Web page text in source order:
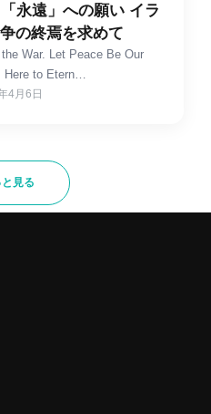
永遠」への願い イラ
の終焉を求めて
War. Let Peace Be Our
Here to Etern…
4月6日
と見る